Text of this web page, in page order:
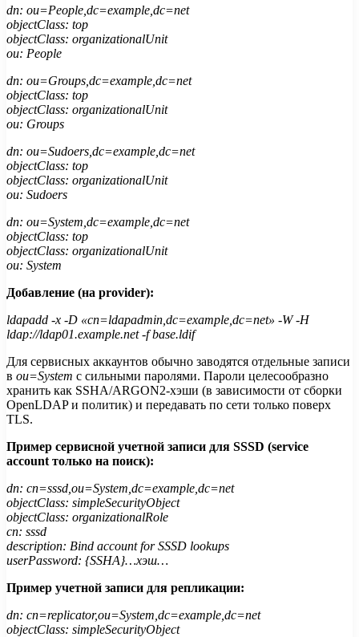
dn: ou=People,dc=example,dc=net
objectClass: top
objectClass: organizationalUnit
ou: People
dn: ou=Groups,dc=example,dc=net
objectClass: top
objectClass: organizationalUnit
ou: Groups
dn: ou=Sudoers,dc=example,dc=net
objectClass: top
objectClass: organizationalUnit
ou: Sudoers
dn: ou=System,dc=example,dc=net
objectClass: top
objectClass: organizationalUnit
ou: System
Добавление (на provider):
ldapadd -x -D «cn=ldapadmin,dc=example,dc=net» -W -H
ldap://ldap01.example.net -f base.ldif
Для сервисных аккаунтов обычно заводятся отдельные записи
в ou=System с сильными паролями. Пароли целесообразно
хранить как SSHA/ARGON2-хэши (в зависимости от сборки
OpenLDAP и политик) и передавать по сети только поверх
TLS.
Пример сервисной учетной записи для SSSD (service
account только на поиск):
dn: cn=sssd,ou=System,dc=example,dc=net
objectClass: simpleSecurityObject
objectClass: organizationalRole
cn: sssd
description: Bind account for SSSD lookups
userPassword: {SSHA}…хэш…
Пример учетной записи для репликации:
dn: cn=replicator,ou=System,dc=example,dc=net
objectClass: simpleSecurityObject